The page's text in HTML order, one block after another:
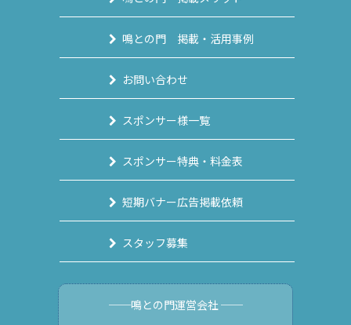
鳴との門 掲載・活用事例
お問い合わせ
スポンサー様一覧
スポンサー特典・料金表
短期バナー広告掲載依頼
スタッフ募集
──鳴との門運営会社 ──